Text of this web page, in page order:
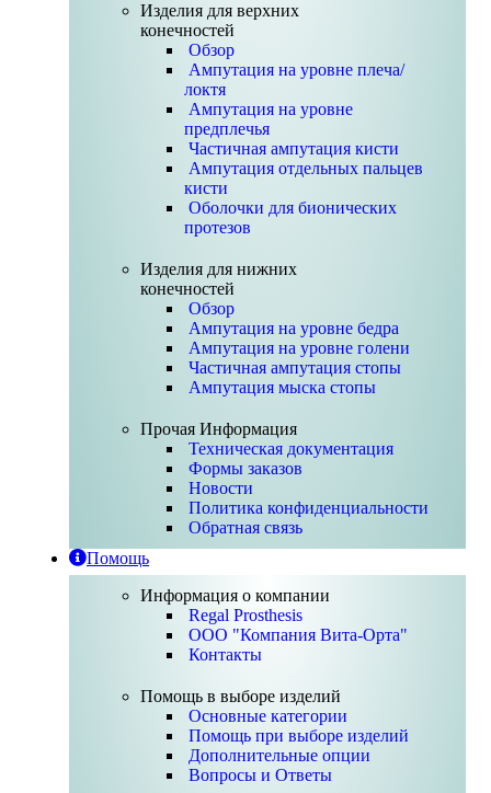
Изделия для верхних
конечностей
Обзор
Ампутация на уровне плеча/
локтя
Ампутация на уровне
предплечья
Частичная ампутация кисти
Ампутация отдельных пальцев
кисти
Оболочки для бионических
протезов
Изделия для нижних
конечностей
Обзор
Ампутация на уровне бедра
Ампутация на уровне голени
Частичная ампутация стопы
Ампутация мыска стопы
Прочая Информация
Техническая документация
Формы заказов
Новости
Политика конфиденциальности
Обратная связь
Помощь
Информация о компании
Regal Prosthesis
ООО "Компания Вита-Орта"
Контакты
Помощь в выборе изделий
Основные категории
Помощь при выборе изделий
Дополнительные опции
Вопросы и Ответы